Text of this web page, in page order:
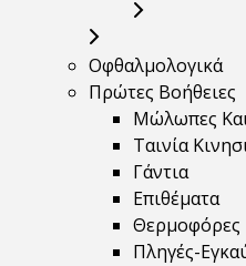
Οφθαλμολογικά
Πρώτες Βοήθειες
Μώλωπες
Ταινία
Γάντια
Επιθέματα
Θερμοφόρες
Πληγές-